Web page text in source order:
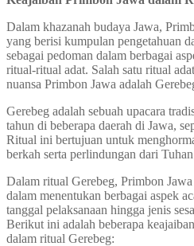
Dalam khazanah budaya Jawa,
yang berisi kumpulan pengetahuan
sebagai pedoman dalam berbagai
ritual-ritual adat. Salah satu ritual
nuansa Primbon Jawa adalah
Gerebeg adalah sebuah upacara
tahun di beberapa daerah di Jawa,
Ritual ini bertujuan untuk
berkah serta perlindungan dari
Dalam ritual Gerebeg, Primbon
dalam menentukan berbagai aspek
tanggal pelaksanaan hingga jenis
Berikut ini adalah beberapa
dalam ritual Gerebeg: